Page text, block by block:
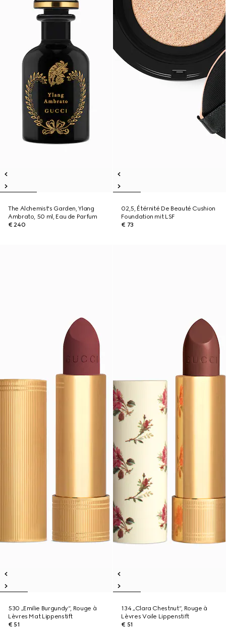
The Alchemist's Garden, Ylang
Ambrato, 50 ml, Eau de Parfum
€ 240
02,5, Étérnité De Beauté Cushion
Foundation mit LSF
€ 73
530 „Emilie Burgundy“, Rouge à
Lèvres Mat Lippenstift
€ 51
134 „Clara Chestnut“, Rouge à
Lèvres Voile Lippenstift
€ 51